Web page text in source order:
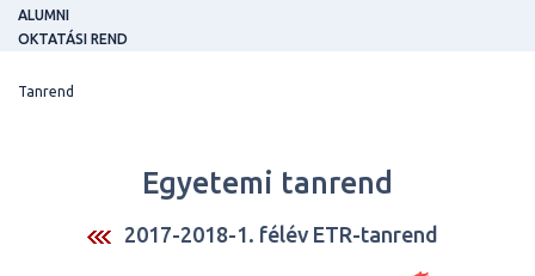
ALUMNI
OKTATÁSI REND
Tanrend
Egyetemi tanrend
2017-2018-1. félév ETR-tanrend